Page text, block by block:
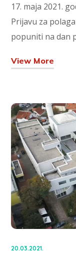
17. maja 2021.
Prijavu za
popuniti na dan
View More
20.03.2021.